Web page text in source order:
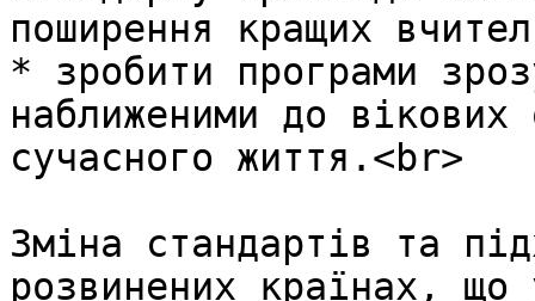
поширення кращих
* зробити програми
наближеними до
сучасного життя.<br>
Зміна стандартів та
розвинених країнах, що